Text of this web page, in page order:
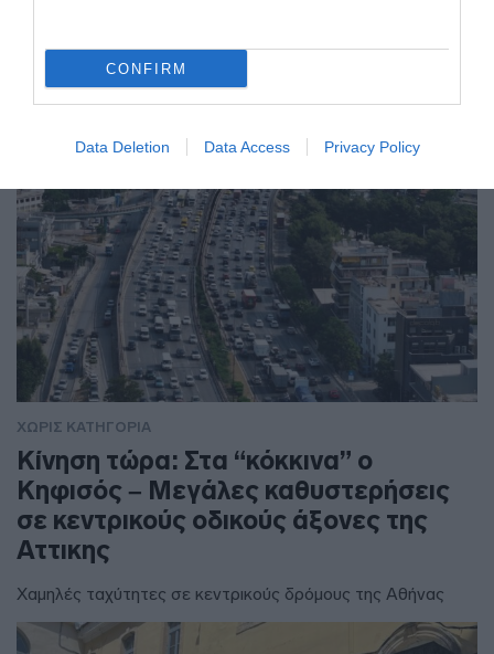
CONFIRM
Data Deletion Data Access Privacy Policy
χρυσό μετάλλιο που έχει κατακτήσει ποτέ η εθνική ανδρών
σε μεγάλη διεθνή διοργάνωση
ΧΩΡΊΣ ΚΑΤΗΓΟΡΊΑ
Κίνηση τώρα: Στα “κόκκινα” ο
Κηφισός – Μεγάλες καθυστερήσεις
σε κεντρικούς οδικούς άξονες της
Αττικης
Χαμηλές ταχύτητες σε κεντρικούς δρόμους της Αθήνας